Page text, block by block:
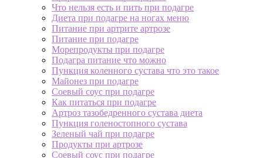
Что нельзя есть и пить при подагре
Диета при подагре на ногах меню
Питание при артрите артрозе
Питание при подагре
Морепродукты при подагре
Подагра питание что можно
Пункция коленного сустава что это такое
Майонез при подагре
Соевый соус при подагре
Как питаться при подагре
Артроз тазобедренного сустава диета
Пункция голеностопного сустава
Зеленый чай при подагре
Продукты при артрозе
Соевый соус при подагре